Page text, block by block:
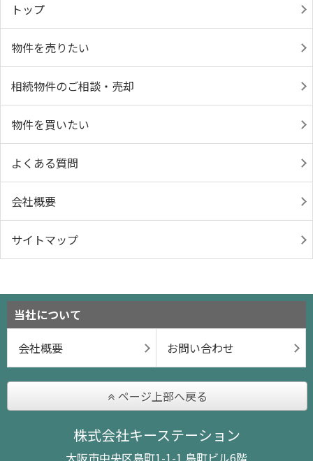
トップ
物件を売りたい
相続物件のご相談・売却
物件を買いたい
よくある質問
会社概要
サイトマップ
当社について
会社概要
お問い合わせ
ページ上部へ戻る
株式会社キーステーション
大阪市中央区島町1-1-1 島町ビル6階